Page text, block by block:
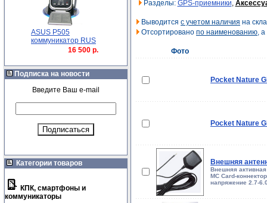
ASUS P505
коммуникатор RUS
16 500 р.
Подписка на новости
Введите Ваш e-mail
Категории товаров
КПК, смартфоны и
коммуникаторы
Разделы: GPS-приемники,
Выводится с учетом наличия на
Отсортировано по наименованию,
Фото
Pocket Nature
Pocket Nature
Внешняя
Внешняя
MC Card-
напряжение 2.7-